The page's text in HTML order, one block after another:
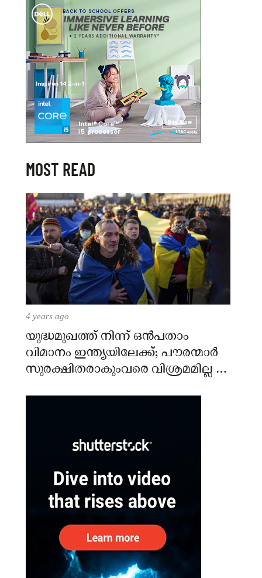
MOST READ
4 years ago
യുദ്ധമുഖത്ത് നിന്ന് ഒൻപതാം
വിമാനം ഇന്ത്യയിലേക്ക്; പൗരന്മാർ
സുരക്ഷിതരാകുംവരെ വിശ്രമമില്ല –